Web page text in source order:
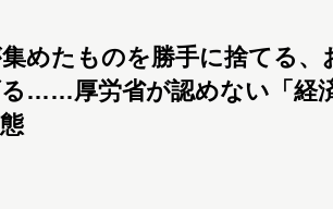
めたものを勝手に捨てる、
……厚労省が認めない「経